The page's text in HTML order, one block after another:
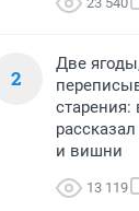
2
Две
старения:
и вишни
13 119